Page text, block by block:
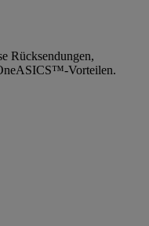
Rücksendungen,
Vorteilen.